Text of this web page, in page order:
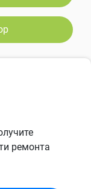
ремонта